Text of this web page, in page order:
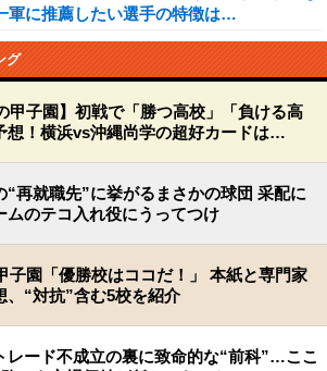
に推薦したい選手の特徴は…
グ
甲子園】初戦で「勝つ高校」「負ける高
想！横浜vs沖縄尚学の超好カードは…
“再就職先”に挙がるまさかの球団 采配に
ムのテコ入れ役にうってつけ
子園「優勝校はココだ！」 本紙と専門家
、“対抗”含む5校を紹介
レード不成立の裏に致命的な“前科”…ここ